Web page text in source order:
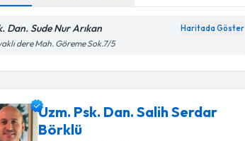
Dan. Sude Nur Arıkan Haritada Göster
dere Mah. Göreme Sok.7/5
Uzm. Psk. Dan. Salih Serdar
Börklü